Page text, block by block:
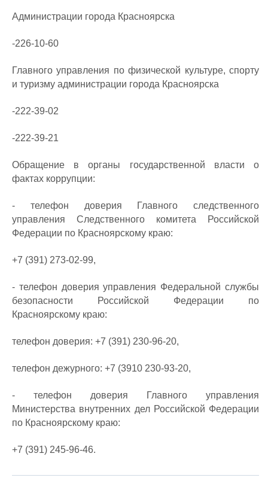
Администрации города Красноярска
-226-10-60
Главного управления по физической культуре, спорту
и туризму администрации города Красноярска
-222-39-02
-222-39-21
Обращение в органы государственной власти о
фактах коррупции:
- телефон доверия Главного следственного
управления Следственного комитета Российской
Федерации по Красноярскому краю:
+7 (391) 273-02-99,
- телефон доверия управления Федеральной службы
безопасности Российской Федерации по
Красноярскому краю:
телефон доверия: +7 (391) 230-96-20,
телефон дежурного: +7 (3910 230-93-20,
- телефон доверия Главного управления
Министерства внутренних дел Российской Федерации
по Красноярскому краю:
+7 (391) 245-96-46.